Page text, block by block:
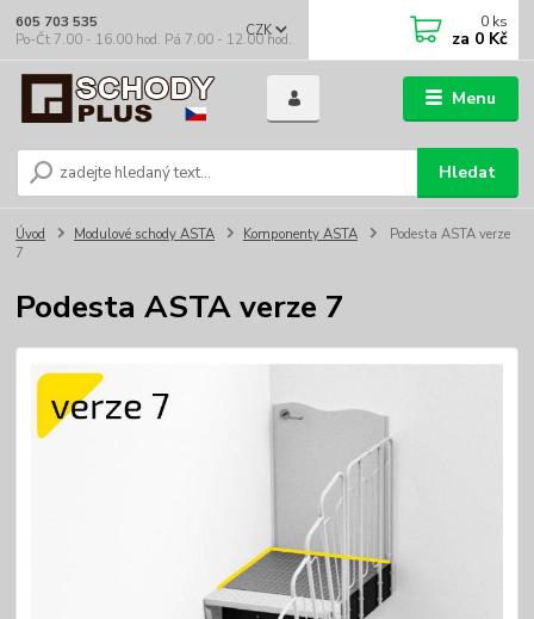
Menu
CZK
Hledat
605 703 535
Po-Čt 7.00 - 16.00 hod. Pá 7.00 - 12.00 hod.
0 ks
za 0 Kč
Úvod Modulové schody ASTA Komponenty ASTA
Podesta ASTA verze
7
Podesta ASTA verze 7